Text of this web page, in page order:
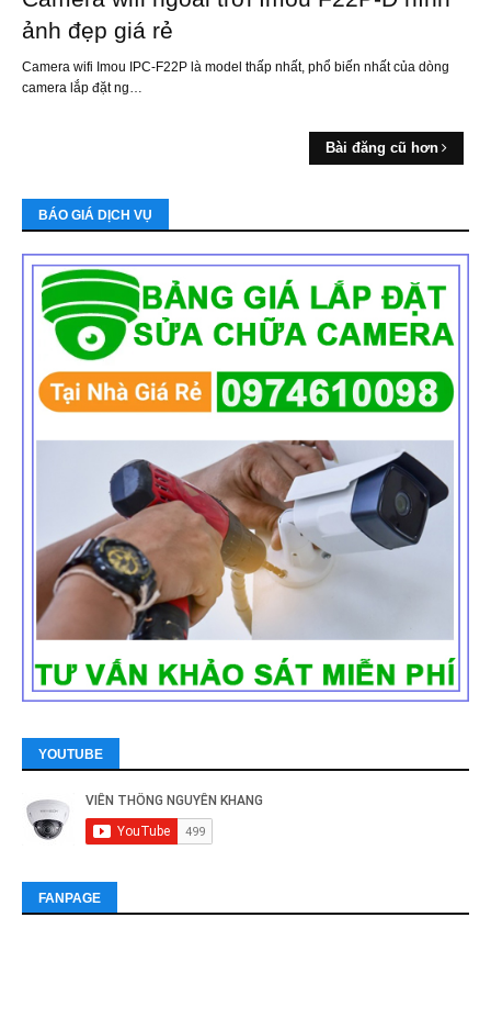
ảnh đẹp giá rẻ
Camera wifi Imou IPC-F22P là model thấp nhất, phổ biến nhất của dòng
camera lắp đặt ng…
Bài đăng cũ hơn
BÁO GIÁ DỊCH VỤ
YOUTUBE
FANPAGE